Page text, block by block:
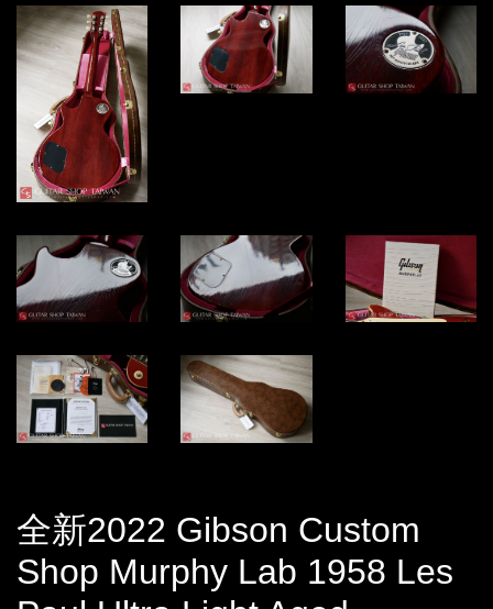
全新2022 Gibson Custom
Shop Murphy Lab 1958 Les